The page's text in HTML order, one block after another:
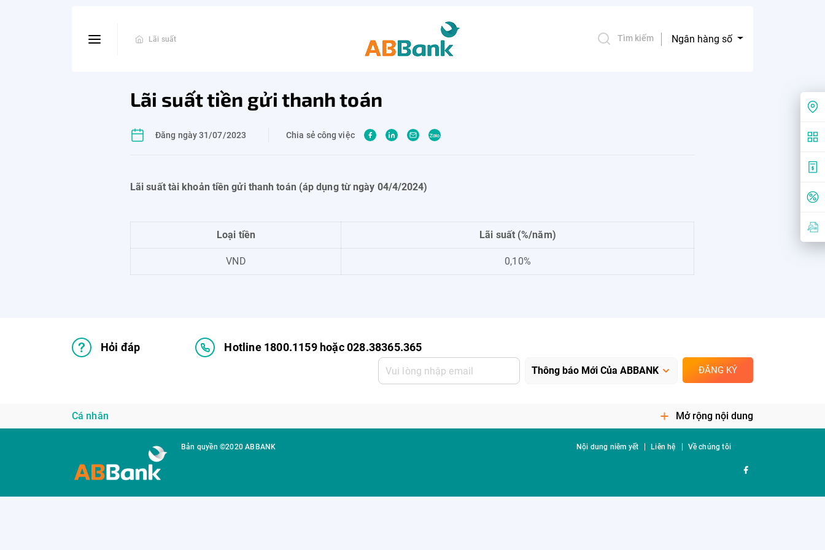
Lãi suất Tìm kiếm Ngân hàng số
Lãi suất tiền gửi thanh toán
Đăng ngày 31/07/2023 Chia sẻ công việc
Lãi suất tài khoản tiền gửi thanh toán (áp dụng từ ngày 04/4/2024)
Loại tiền Lãi suất (%/năm)
VND 0,10%
Hỏi đáp Hotline 1800.1159 hoặc 028.38365.365
ĐĂNG KÝ
Cá nhân Mở rộng nội dung
Bản quyền ©2020 ABBANK Nội dung niêm yết Liên hệ Về chúng tôi